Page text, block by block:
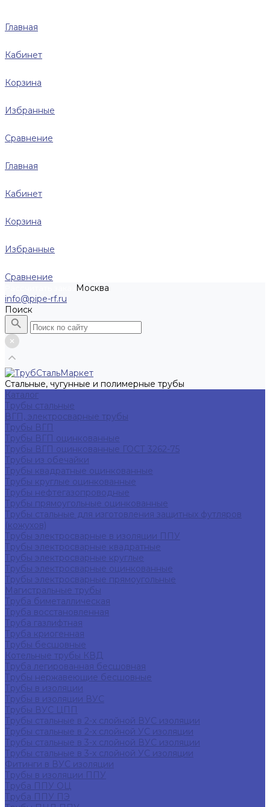
Главная
Кабинет
Корзина
Избранные
Сравнение
Главная
Кабинет
Корзина
Избранные
Сравнение
Москва
info@pipe-rf.ru
Поиск
Стальные, чугунные и полимерные трубы
Каталог
Трубы стальные
ВГП, электросварные трубы
Трубы ВГП
Трубы ВГП оцинкованные
Трубы ВГП оцинкованные ГОСТ 3262-75
Трубы из обечайки
Трубы квадратные оцинкованные
Трубы круглые оцинкованные
Трубы нефтегазопроводные
Трубы прямоугольные оцинкованные
Трубы стальные для изготовления защитных футляров
(кожухов)
Трубы электросварные в изоляции ППУ
Трубы электросварные квадратные
Трубы электросварные круглые
Трубы электросварные оцинкованные
Трубы электросварные прямоугольные
Магистральные трубы
Труба биметаллическая
Труба восстановленная
Труба газлифтная
Труба криогенная
Трубы бесшовные
Котельные трубы КВД
Труба легированная бесшовная
Трубы нержавеющие бесшовные
Трубы в изоляции
Трубы в изоляции ВУС
Трубы ВУС ЦПП
Трубы стальные в 2-х слойной ВУС изоляции
Трубы стальные в 2-х слойной УС изоляции
Трубы стальные в 3-х слойной ВУС изоляции
Трубы стальные в 3-х слойной УС изоляции
Фитинги в ВУС изоляции
Трубы в изоляции ППУ
Труба ППУ ОЦ
Труба ППУ ПЭ